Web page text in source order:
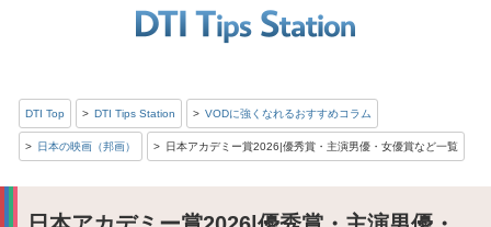
DTI Top DTI Tips Station VODに強くなれるおすすめコラム
日本の映画（邦画） 日本アカデミー賞2026|優秀賞・主演男優・女優賞など一覧